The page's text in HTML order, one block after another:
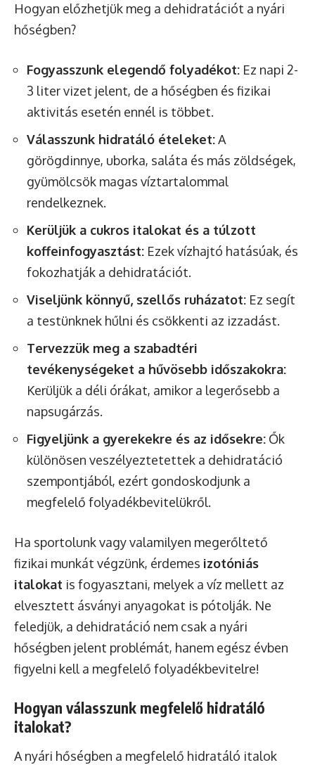
Hogyan előzhetjük meg a dehidratációt a nyári
hőségben?
Fogyasszunk elegendő folyadékot: Ez napi 2-
3 liter vizet jelent, de a hőségben és fizikai
aktivitás esetén ennél is többet.
Válasszunk hidratáló ételeket:A
görögdinnye, uborka, saláta és más zöldségek,
gyümölcsök magas víztartalommal
rendelkeznek.
Kerüljük a cukros italokat és a túlzott
koffeinfogyasztást: Ezek vízhajtó hatásúak, és
fokozhatják a dehidratációt.
Viseljünk könnyű, szellős ruházatot: Ez segít
a testünknek hűlni és csökkenti az izzadást.
Tervezzük meg a szabadtéri
tevékenységeket a hűvösebb időszakokra:
Kerüljük a déli órákat, amikor a legerősebb a
napsugárzás.
Figyeljünk a gyerekekre és az idősekre: Ők
különösen veszélyeztetettek a dehidratáció
szempontjából, ezért gondoskodjunk a
megfelelő folyadékbevitelükről.
Ha sportolunk vagy valamilyen megerőltető
fizikai munkát végzünk, érdemes izotóniás
italokat is fogyasztani, melyek a víz mellett az
elvesztett ásványi anyagokat is pótolják. Ne
feledjük, a dehidratáció nem csak a nyári
hőségben jelent problémát, hanem egész évben
figyelni kell a megfelelő folyadékbevitelre!
Hogyan válasszunk megfelelő hidratáló
italokat?
A nyári hőségben a megfelelő hidratáló italok